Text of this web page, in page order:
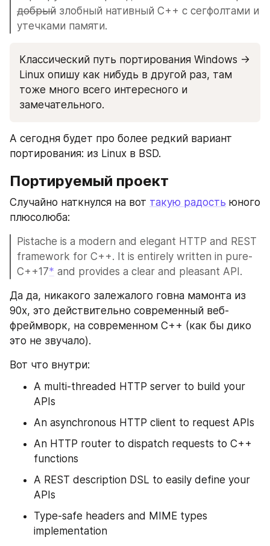
добрый злобный нативный C++ с сегфолтами и
утечками памяти.
Классический путь портирования Windows ->
Linux опишу как нибудь в другой раз, там
тоже много всего интересного и
замечательного.
А сегодня будет про более редкий вариант
портирования: из Linux в BSD.
Портируемый проект
Случайно наткнулся на вот такую радость юного
плюсолюба:
Pistache is a modern and elegant HTTP and REST
framework for C++. It is entirely written in pure-
C++17* and provides a clear and pleasant API.
Да да, никакого залежалого говна мамонта из
90х, это действительно современный веб-
фреймворк, на современном C++ (как бы дико
это не звучало).
Вот что внутри:
A multi-threaded HTTP server to build your
APIs
An asynchronous HTTP client to request APIs
An HTTP router to dispatch requests to C++
functions
A REST description DSL to easily define your
APIs
Type-safe headers and MIME types
implementation